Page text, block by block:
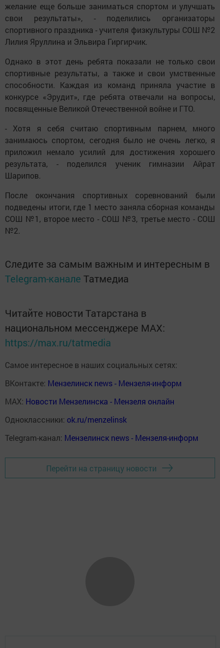
желание еще больше заниматься спортом и улучшать
свои результаты», - поделились организаторы
спортивного праздника - учителя физкультуры СОШ №2
Лилия Яруллина и Эльвира Гиргирчик.
Однако в этот день ребята показали не только свои
спортивные результаты, а также и свои умственные
способности. Каждая из команд приняла участие в
конкурсе «Эрудит», где ребята отвечали на вопросы,
посвященные Великой Отечественной войне и ГТО.
- Хотя я себя считаю спортивным парнем, много
занимаюсь спортом, сегодня было не очень легко, я
приложил немало усилий для достижения хорошего
результата, - поделился ученик гимназии Айрат
Шарипов.
После окончания спортивных соревнований были
подведены итоги, где 1 место заняла сборная команды
СОШ №1, второе место - СОШ №3, третье место - СОШ
№2.
Следите за самым важным и интересным в
Telegram-канале Татмедиа
Читайте новости Татарстана в
национальном мессенджере MАХ:
https://max.ru/tatmedia
Самое интересное в наших социальных сетях:
ВКонтакте: Мензелинск news - Мензеля-информ
MAX: Новости Мензелинска - Мензеля онлайн
Одноклассники: ok.ru/menzelinsk
Telegram-канал: Мензелинск news - Мензеля-информ
Перейти на страницу новости